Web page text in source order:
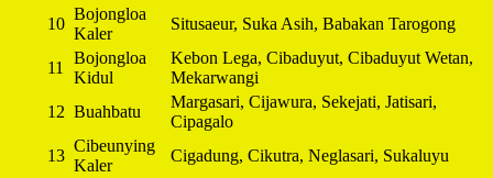
10
Bojongloa
Kaler
Situsaeur, Suka Asih, Babakan Tarogong
11
Bojongloa
Kidul
Kebon Lega, Cibaduyut, Cibaduyut Wetan,
Mekarwangi
12 Buahbatu
Margasari, Cijawura, Sekejati, Jatisari,
Cipagalo
13
Cibeunying
Kaler
Cigadung, Cikutra, Neglasari, Sukaluyu